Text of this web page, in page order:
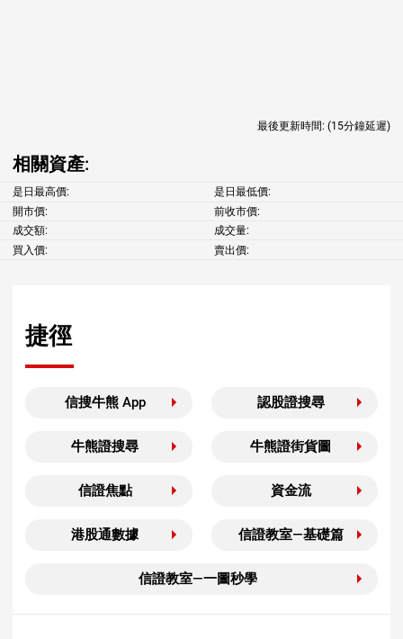
最後更新時間: (15分鐘延遲)
相關資產:
是日最高價:
是日最低價:
開市價:
前收市價:
成交額:
成交量:
買入價:
賣出價:
捷徑
信搜牛熊 App 認股證搜尋
牛熊證搜尋 牛熊證街貨圖
信證焦點 資金流
港股通數據 信證教室—基礎篇
信證教室—一圖秒學